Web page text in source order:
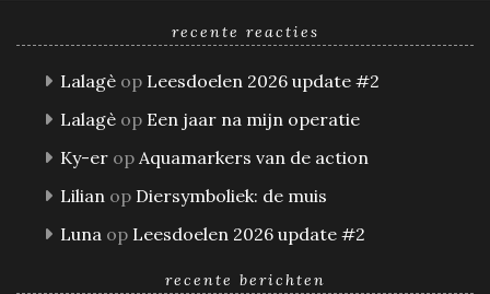
recente reacties
Lalagè op Leesdoelen 2026 update #2
Lalagè op Een jaar na mijn operatie
Ky-er op Aquamarkers van de action
Lilian op Diersymboliek: de muis
Luna op Leesdoelen 2026 update #2
recente berichten